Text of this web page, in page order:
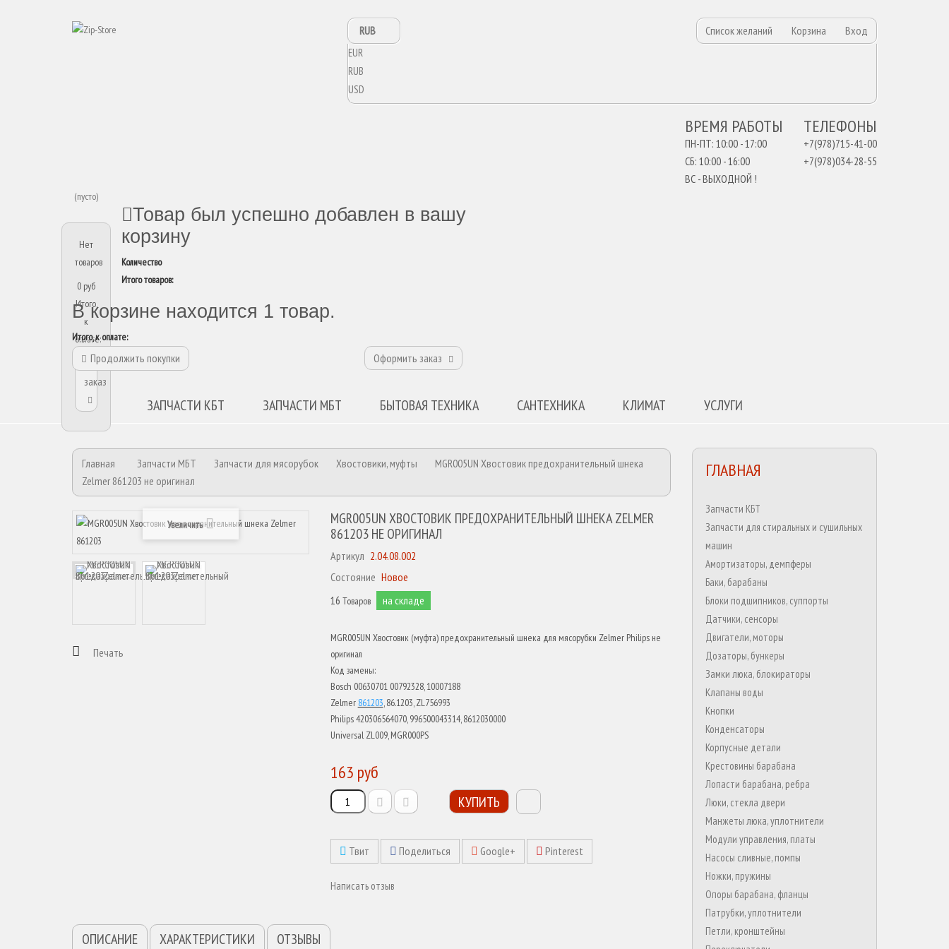
Список желаний Корзина Вход
RUB
EUR
RUB
USD
ТЕЛЕФОНЫ
+7(978)715-41-00
+7(978)034-28-55
ВРЕМЯ РАБОТЫ
ПН-ПТ: 10:00 - 17:00
СБ: 10:00 - 16:00
ВС - ВЫХОДНОЙ !
(пусто)
Нет
товаров
0 руб
Итого,
к
оплате:
Оформить
заказ
Товар был успешно добавлен в вашу
корзину
Количество
Итого товаров:
В корзине находится 1 товар.
Итого, к оплате:
Продолжить покупки Оформить заказ
ЗАПЧАСТИ КБТ ЗАПЧАСТИ МБТ БЫТОВАЯ ТЕХНИКА САНТЕХНИКА КЛИМАТ УСЛУГИ
Главная Запчасти МБТ Запчасти для мясорубок Хвостовики, муфты
MGR005UN Хвостовик предохранительный шнека
Zelmer 861203 не оригинал
Увеличить
Печать
MGR005UN ХВОСТОВИК ПРЕДОХРАНИТЕЛЬНЫЙ ШНЕКА ZELMER
861203 НЕ ОРИГИНАЛ
Артикул 2.04.08.002
Состояние Новое
16 Товаров на складе
MGR005UN Хвостовик (муфта) предохранительный шнека для мясорубки Zelmer Philips не
оригинал
Код замены:
Bosch 00630701 00792328,10007188
Zelmer 861203, 86.1203, ZL756993
Philips 420306564070, 996500043314, 8612030000
Universal ZL009, MGR000PS
163 руб
КУПИТЬ
Твит Поделиться Google+ Pinterest
Написать отзыв
ОПИСАНИЕ ХАРАКТЕРИСТИКИ ОТЗЫВЫ
ГЛАВНАЯ
Запчасти КБТ
Запчасти для стиральных и сушильных
машин
Амортизаторы, демпферы
Баки, барабаны
Блоки подшипников, суппорты
Датчики, сенсоры
Двигатели, моторы
Дозаторы, бункеры
Замки люка, блокираторы
Клапаны воды
Кнопки
Конденсаторы
Корпусные детали
Крестовины барабана
Лопасти барабана, ребра
Люки, стекла двери
Манжеты люка, уплотнители
Модули управления, платы
Насосы сливные, помпы
Ножки, пружины
Опоры барабана, фланцы
Патрубки, уплотнители
Петли, кронштейны